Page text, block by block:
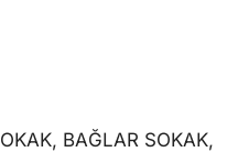
BAĞLAR SOKAK,